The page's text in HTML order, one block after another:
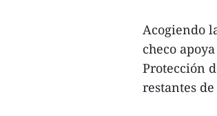
Acogiendo
checo
Protección
restantes